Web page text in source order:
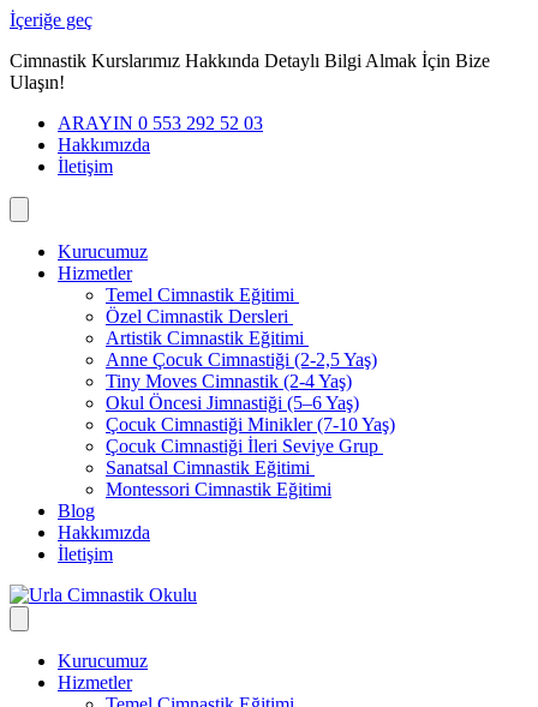
İçeriğe geç
Cimnastik Kurslarımız Hakkında Detaylı Bilgi Almak İçin Bize
Ulaşın!
ARAYIN 0 553 292 52 03
Hakkımızda
İletişim
Kurucumuz
Hizmetler
Temel Cimnastik Eğitimi
Özel Cimnastik Dersleri
Artistik Cimnastik Eğitimi
Anne Çocuk Cimnastiği (2-2,5 Yaş)
Tiny Moves Cimnastik (2-4 Yaş)
Okul Öncesi Jimnastiği (5–6 Yaş)
Çocuk Cimnastiği Minikler (7-10 Yaş)
Çocuk Cimnastiği İleri Seviye Grup
Sanatsal Cimnastik Eğitimi
Montessori Cimnastik Eğitimi
Blog
Hakkımızda
İletişim
Kurucumuz
Hizmetler